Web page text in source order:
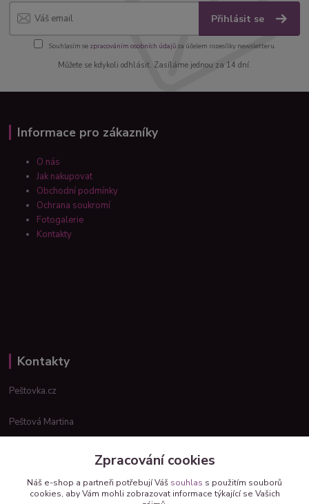
Přihlásit se
Souhlasím se zpracováním osobních údajůza účelem rozesílky newsletteru.
Můžete se kdykoli odhlásit. Zasíláme jednou za 14 dní.
Informace pro zákazníky
O nás
Jak nakupovat
Obchodní podmínky
Ochrana soukromí
Fotogalerie
Kontakty
Kontakty
Peštovka.cz
Peštová Martina
Zpracování cookies
Náš e-shop a partneři potřebují Váš souhlas s použitím souborů
cookies, aby Vám mohli zobrazovat informace týkající se Vašich